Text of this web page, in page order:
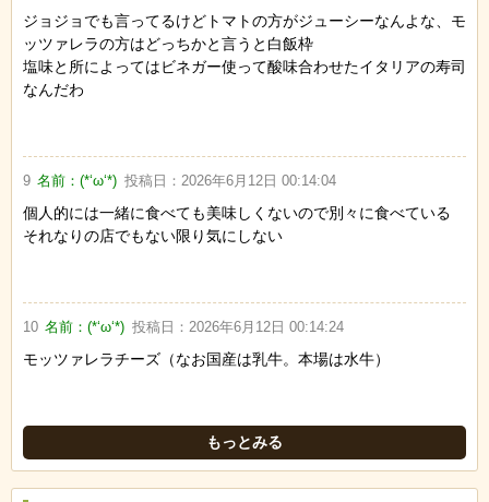
ジョジョでも言ってるけどトマトの方がジューシーなんよな、モ
ッツァレラの方はどっちかと言うと白飯枠
塩味と所によってはビネガー使って酸味合わせたイタリアの寿司
なんだわ
9 名前：(*‘ω‘*) 投稿日： 2026年6月12日 00:14:04
個人的には一緒に食べても美味しくないので別々に食べている
それなりの店でもない限り気にしない
10 名前：(*‘ω‘*) 投稿日： 2026年6月12日 00:14:24
モッツァレラチーズ（なお国産は乳牛。本場は水牛）
もっとみる